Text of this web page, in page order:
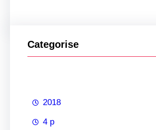
Categorise
2018
4 p